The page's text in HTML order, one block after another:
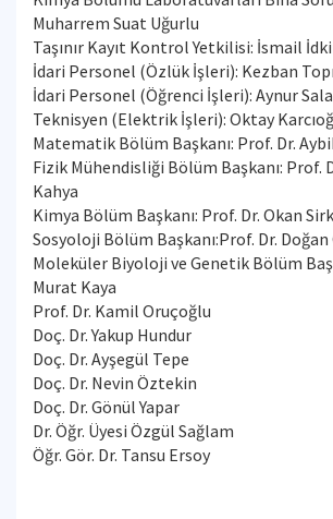
Muharrem Suat Uğurlu
Taşınır Kayıt Kontrol Yetkilisi: İsmail
İdari Personel (Özlük İşleri): Kezban
İdari Personel (Öğrenci İşleri): Aynur
Teknisyen (Elektrik İşleri): Oktay
Matematik Bölüm Başkanı: Prof. Dr.
Fizik Mühendisliği Bölüm Başkanı: Prof.
Kahya
Kimya Bölüm Başkanı: Prof. Dr. Okan
Sosyoloji Bölüm Başkanı:Prof. Dr. Doğan
Moleküler Biyoloji ve Genetik Bölüm
Murat Kaya
Prof. Dr. Kamil Oruçoğlu
Doç. Dr. Yakup Hundur
Doç. Dr. Ayşegül Tepe
Doç. Dr. Nevin Öztekin
Doç. Dr. Gönül Yapar
Dr. Öğr. Üyesi Özgül Sağlam
Öğr. Gör. Dr. Tansu Ersoy